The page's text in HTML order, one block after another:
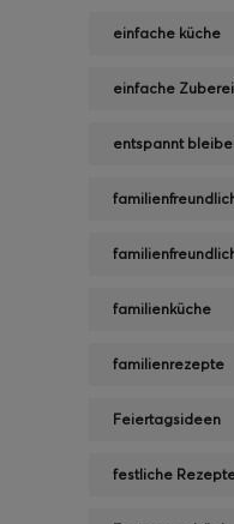
einfache küche
einfache
entspannt
familienküche
familienrezepte
Feiertagsideen
festliche